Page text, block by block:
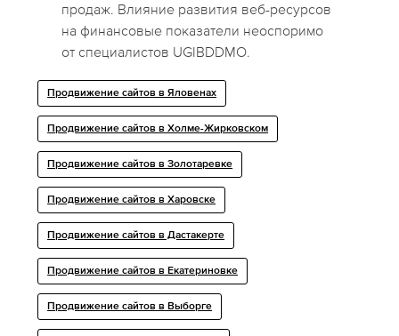
продаж. Влияние развития веб-ресурсов
на финансовые показатели неоспоримо
от специалистов UGIBDDMO.
Продвижение сайтов в Яловенах
Продвижение сайтов в Холме-Жирковском
Продвижение сайтов в Золотаревке
Продвижение сайтов в Харовске
Продвижение сайтов в Дастакерте
Продвижение сайтов в Екатериновке
Продвижение сайтов в Выборге